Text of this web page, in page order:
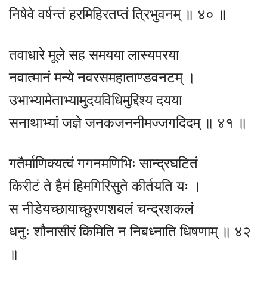
निषेवे वर्षन्तं हरमिहिरतप्तं त्रिभुवनम् ॥ ४० ॥
तवाधारे मूले सह समयया लास्यपरया
नवात्मानं मन्ये नवरसमहाताण्डवनटम् ।
उभाभ्यामेताभ्यामुदयविधिमुद्दिश्य दयया
सनाथाभ्यां जज्ञे जनकजननीमज्जगदिदम् ॥ ४१ ॥
गतैर्माणिक्यत्वं गगनमणिभिः सान्द्रघटितं
किरीटं ते हैमं हिमगिरिसुते कीर्तयति यः ।
स नीडेयच्छायाच्छुरणशबलं चन्द्रशकलं
धनुः शौनासीरं किमिति न निबध्नाति धिषणाम् ॥ ४२
॥